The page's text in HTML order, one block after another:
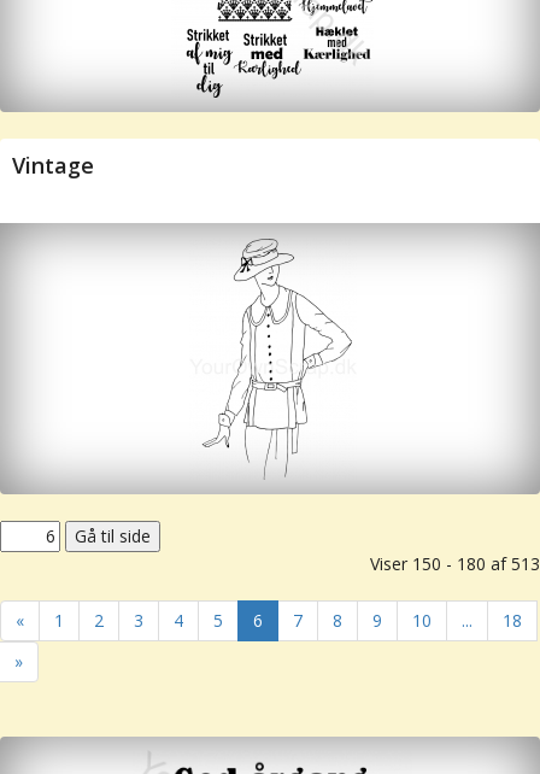
Vintage
Viser 150 - 180 af 513
« 1 2 3 4 5 6 7 8 9 10 ...
18
»